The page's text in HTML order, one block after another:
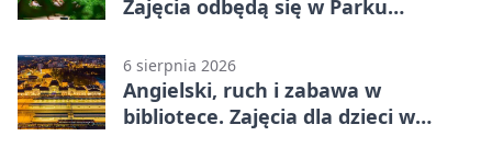
Zajęcia odbędą się w Parku
6 sierpnia 2026
Angielski, ruch i zabawa w
bibliotece. Zajęcia dla dzieci w